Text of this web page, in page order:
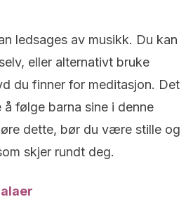
ledsages av musikk. Du kan
eller alternativt bruke
du finner for meditasjon. Det
følge barna sine i denne
dette, bør du være stille og
skjer rundt deg.